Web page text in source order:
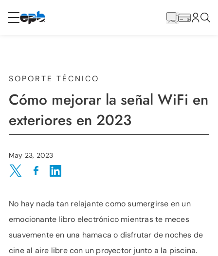
Internet
Energía
Televisión
Teléfono
BLOG
APOYO
IDIOMA
principal
SOPORTE TÉCNICO
Cómo mejorar la señal WiFi en
exteriores en 2023
May 23, 2023
Share on Twitter
Share on Facebook
Share on LinkedIn
No hay nada tan relajante como sumergirse en un
emocionante libro electrónico mientras te meces
suavemente en una hamaca o disfrutar de noches de
cine al aire libre con un proyector junto a la piscina.